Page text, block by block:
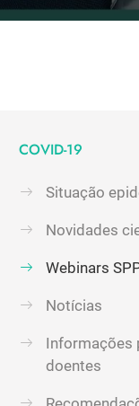
COVID-19
Situação
Novidades
Webinars
Notícias
Informações
doentes